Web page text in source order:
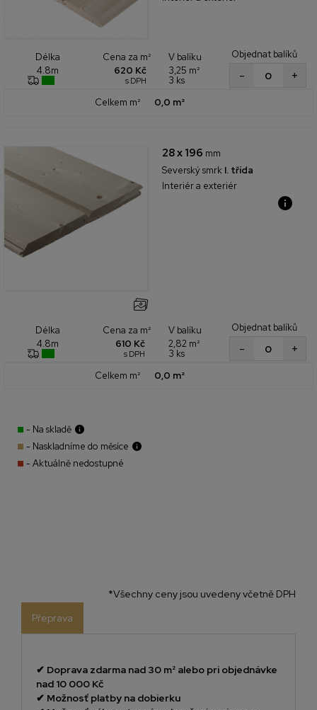
Délka
4.8m
Cena za m²
620 Kč
s DPH
V balíku
3,25 m²
3 ks
Objednat balíků
+
-
Celkem m² 0,0 m²
28 x 196 mm
Severský smrk I. třída
Interiér a exteriér
Délka
4.8m
Cena za m²
610 Kč
s DPH
V balíku
2,82 m²
3 ks
Objednat balíků
+
-
Celkem m² 0,0 m²
- Na skladě
- Naskladníme do měsíce
- Aktuálně nedostupné
*Všechny ceny jsou uvedeny včetně DPH
Přeprava
✔ Doprava zdarma nad 30 m² alebo pri objednávke
nad 10 000 Kč
✔ Možnosť platby na dobierku